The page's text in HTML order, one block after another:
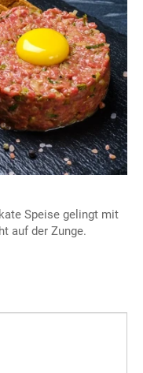
Speise gelingt mit
auf der Zunge.